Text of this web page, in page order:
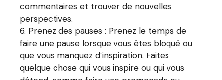
commentaires et trouver de nouvelles
perspectives.
Prenez des pauses : Prenez le temps de
faire une pause lorsque vous êtes bloqué ou
que vous manquez d’inspiration. Faites
quelque chose qui vous inspire ou qui vous